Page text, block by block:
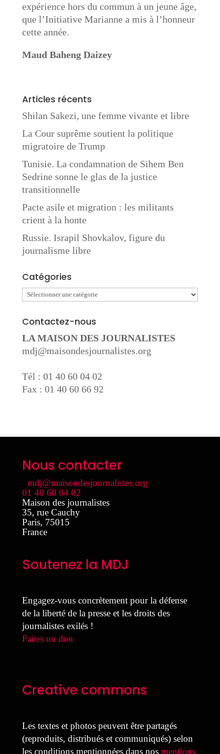
expérience hors du commun à un jeune âge,
que l’Initiative Marianne a mis à l’honneur
cette année.
Maud Baheng Daizey
Articles récents
Shilan Sakezi, une femme vivante et libre
La Cour suprême soutient la politique
migratoire de Trump
Tunisie. La condamnation de Sihem Ben
Sedrine sonne le glas de la justice
transitionnelle
Pacte asile et migration : les militants
crient à la honte
Russie. Israpil Shovkalov, figure du
journalisme libre
Catégories
Catégories
Contactez-nous
LA MAISON DES JOURNALISTES
mdj@maisondesjournalistes.org
Tél : 01 40 60 04 02
Fax : 01 40 60 66 92
Nous contacter
mdj@maisondesjournalistes.org
01 40 60 04 02
Maison des journalistes
35, rue Cauchy
Paris, 75015
France
Soutenez la MDJ
Engagez-vous concrètement pour la défense
de la liberté de la presse et les droits des
journalistes exilés !
Faites un don
Creative commons
Les textes et photos peuvent être partagés
(reproduits, distribués et communiqués) selon
les conditions mentionnées dans nos mentions